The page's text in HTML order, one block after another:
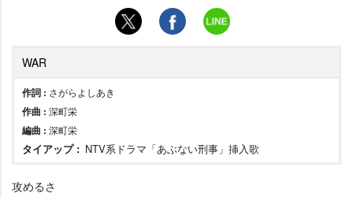
WAR
作詞 : さがらよしあき
作曲 : 深町栄
編曲 : 深町栄
タイアップ : NTV系ドラマ「あぶない刑事」挿入歌
攻めるさ